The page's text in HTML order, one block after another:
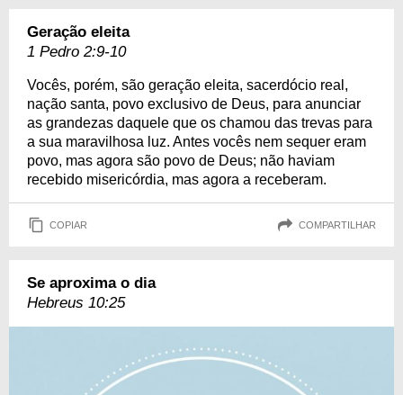
Geração eleita
1 Pedro 2:9-10
Vocês, porém, são geração eleita, sacerdócio real,
nação santa, povo exclusivo de Deus, para anunciar
as grandezas daquele que os chamou das trevas para
a sua maravilhosa luz. Antes vocês nem sequer eram
povo, mas agora são povo de Deus; não haviam
recebido misericórdia, mas agora a receberam.
COPIAR COMPARTILHAR
Se aproxima o dia
Hebreus 10:25